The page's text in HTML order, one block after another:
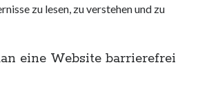
zu lesen, zu verstehen und zu
eine Website barrierefrei